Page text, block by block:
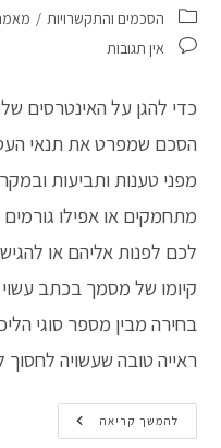
קטגוריה:הסכמים והתקשרויות /
תגובות:אין תגובות
כדי להגן על האינטרסים
הסכם שמפרט את תנאי
מפני טענות ותביעות
מתחמקים או אפילו
לכם לפנות אליהם או
קיומו של מסמך בכתב
בחירה מבין מספר סוגי
ראייה טובה שעשויה לחסוך
להמשך קריאה איך
לכתוב